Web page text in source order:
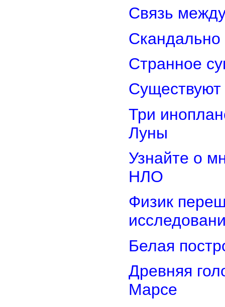
Связь
Странное
Три
Луны
Узнайте о
НЛО
Физик
Белая
Древняя
Марсе